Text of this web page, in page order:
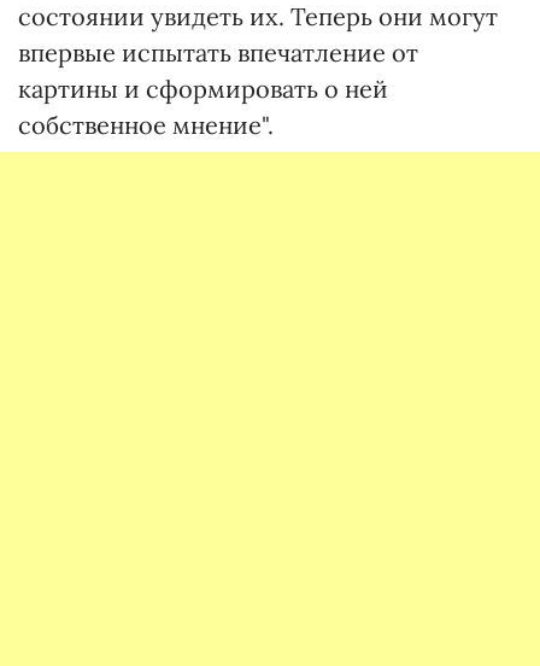
состоянии увидеть их. Теперь они могут
впервые испытать впечатление от
картины и сформировать о ней
собственное мнение".